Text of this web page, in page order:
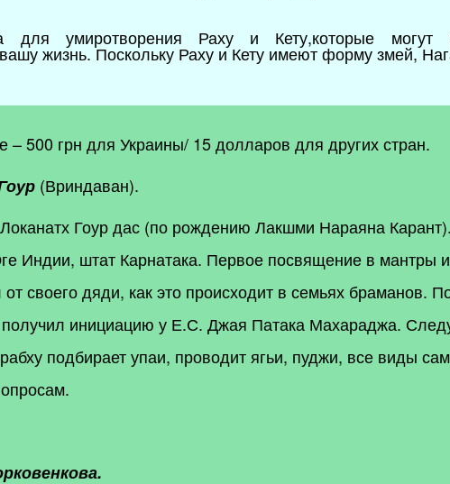
для умиротворения Раху и Кету,которые могут
жизнь. Поскольку Раху и Кету имеют форму змей,
– 500 грн для Украины/ 15 долларов для других стран.
(Вриндаван).
Гоур дас (по рождению Лакшми Нараяна
Индии, штат Карнатака. Первое посвящение в мантры
своего дяди, как это происходит в семьях браманов.
инициацию у Е.С. Джая Патака Махараджа.
подбирает упаи, проводит ягьи, пуджи, все виды